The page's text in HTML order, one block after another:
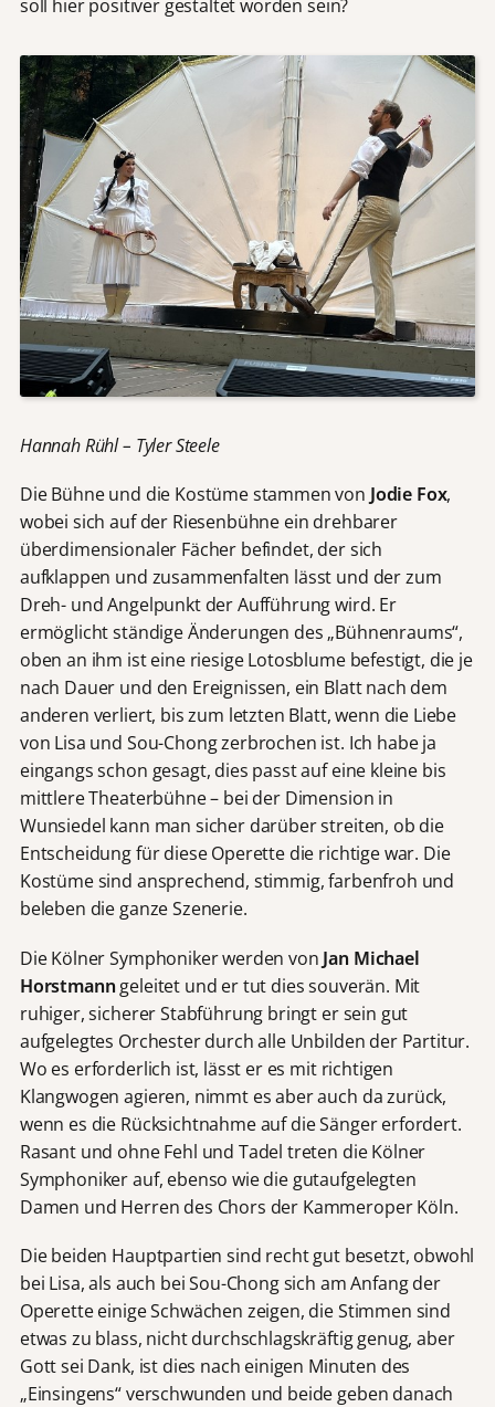
soll hier positiver gestaltet worden sein?
Hannah Rühl – Tyler Steele
Die Bühne und die Kostüme stammen von Jodie Fox,
wobei sich auf der Riesenbühne ein drehbarer
überdimensionaler Fächer befindet, der sich
aufklappen und zusammenfalten lässt und der zum
Dreh- und Angelpunkt der Aufführung wird. Er
ermöglicht ständige Änderungen des „Bühnenraums“,
oben an ihm ist eine riesige Lotosblume befestigt, die je
nach Dauer und den Ereignissen, ein Blatt nach dem
anderen verliert, bis zum letzten Blatt, wenn die Liebe
von Lisa und Sou-Chong zerbrochen ist. Ich habe ja
eingangs schon gesagt, dies passt auf eine kleine bis
mittlere Theaterbühne – bei der Dimension in
Wunsiedel kann man sicher darüber streiten, ob die
Entscheidung für diese Operette die richtige war. Die
Kostüme sind ansprechend, stimmig, farbenfroh und
beleben die ganze Szenerie.
Die Kölner Symphoniker werden von Jan Michael
Horstmanngeleitet und er tut dies souverän. Mit
ruhiger, sicherer Stabführung bringt er sein gut
aufgelegtes Orchester durch alle Unbilden der Partitur.
Wo es erforderlich ist, lässt er es mit richtigen
Klangwogen agieren, nimmt es aber auch da zurück,
wenn es die Rücksichtnahme auf die Sänger erfordert.
Rasant und ohne Fehl und Tadel treten die Kölner
Symphoniker auf, ebenso wie die gutaufgelegten
Damen und Herren des Chors der Kammeroper Köln.
Die beiden Hauptpartien sind recht gut besetzt, obwohl
bei Lisa, als auch bei Sou-Chong sich am Anfang der
Operette einige Schwächen zeigen, die Stimmen sind
etwas zu blass, nicht durchschlagskräftig genug, aber
Gott sei Dank, ist dies nach einigen Minuten des
„Einsingens“ verschwunden und beide geben danach